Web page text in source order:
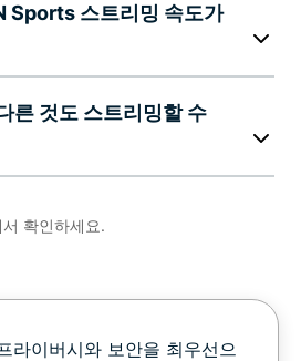
Sports 스트리밍 속도가
른 것도 스트리밍할 수
서 확인하세요.
라이버시와 보안을 최우선으